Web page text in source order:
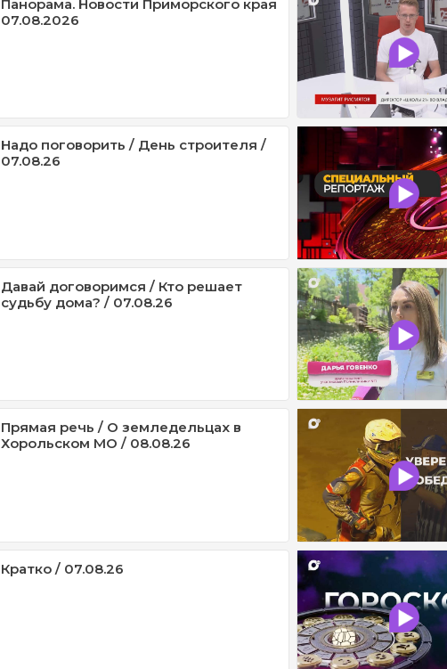
Панорама. Новости Приморского края
07.08.2026
Надо поговорить / День строителя /
07.08.26
Давай договоримся / Кто решает
судьбу дома? / 07.08.26
Прямая речь / О земледельцах в
Хорольском МО / 08.08.26
Кратко / 07.08.26